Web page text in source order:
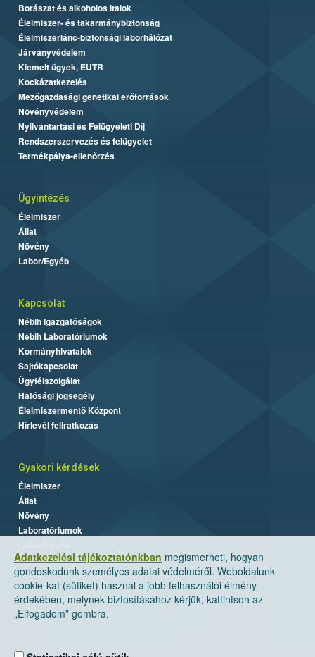
Adatkezelési tájékoztatónkban megismerheti, hogyan
gondoskodunk személyes adatai védelméről. Weboldalunk
cookie-kat (sütiket) használ a jobb felhasználói élmény
érdekében, melynek biztosításához kérjük, kattintson az
„Elfogadom” gombra.
Borászat és alkoholos italok
Élelmiszer- és takarmánybiztonság
Élelmiszerlánc-biztonsági laborhálózat
Járványvédelem
Kiemelt ügyek, EUTR
Kockázatkezelés
Mezőgazdasági genetikai erőforrások
Növényvédelem
Nyilvántartási és Felügyeleti Díj
Rendszerszervezés és felügyelet
Termékpálya-ellenőrzés
Ügyintézés
Élelmiszer
Állat
Növény
Labor/Egyéb
Kapcsolat
Nébih Igazgatóságok
Nébih Laboratóriumok
Kormányhivatalok
Sajtókapcsolat
Ügyfélszolgálat
Hatósági jogsegély
Élelmiszermentő Központ
Hírlevél feliratkozás
Gyakori kérdések
Élelmiszer
Állat
Növény
Laboratóriumok